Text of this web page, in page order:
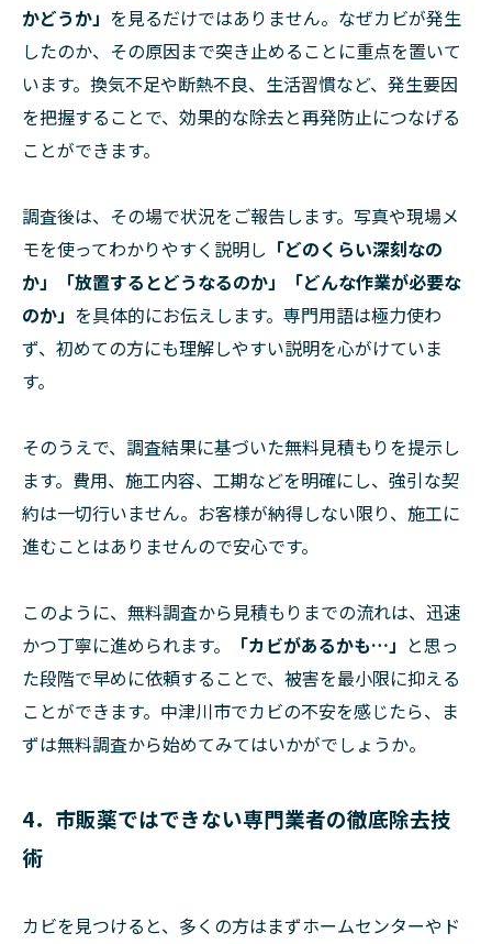
かどうか」 を見るだけではありません。なぜカビが発生
したのか、その原因まで突き止めることに重点を置いて
います。換気不足や断熱不良、生活習慣など、発生要因
を把握することで、効果的な除去と再発防止につなげる
ことができます。
調査後は、その場で状況をご報告します。写真や現場メ
モを使ってわかりやすく説明し 「どのくらい深刻なの
か」「放置するとどうなるのか」「どんな作業が必要な
のか」 を具体的にお伝えします。専門用語は極力使わ
ず、初めての方にも理解しやすい説明を心がけていま
す。
そのうえで、調査結果に基づいた無料見積もりを提示し
ます。費用、施工内容、工期などを明確にし、強引な契
約は一切行いません。お客様が納得しない限り、施工に
進むことはありませんので安心です。
このように、無料調査から見積もりまでの流れは、迅速
かつ丁寧に進められます。
「カビがあるかも…」 と思っ
た段階で早めに依頼することで、被害を最小限に抑える
ことができます。中津川市でカビの不安を感じたら、ま
ずは無料調査から始めてみてはいかがでしょうか。
4．市販薬ではできない専門業者の徹底除去技
術
カビを見つけると、多くの方はまずホームセンターやド